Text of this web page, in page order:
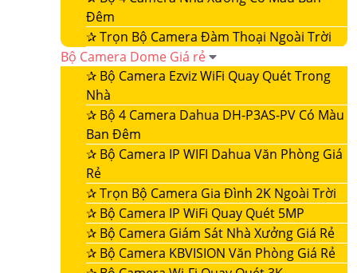
Đêm
✰Trọn Bộ Camera Đàm Thoại Ngoài Trời
Bộ Camera Dome Giá rẻ
✰ Bộ Camera Ezviz WiFi Quay Quét Trong
Nhà
✰ Bộ 4 Camera Dahua DH-P3AS-PV Có Màu
Ban Đêm
✰ Bộ Camera IP WIFI Dahua Văn Phòng Giá
Rẻ
✰Trọn Bộ Camera Gia Đình 2K Ngoài Trời
✰ Bộ Camera IP WiFi Quay Quét 5MP
✰ Bộ Camera Giám Sát Nhà Xưởng Giá Rẻ
✰ Bộ Camera KBVISION Văn Phòng Giá Rẻ